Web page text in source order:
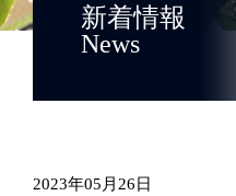
新着情報
News
2023年05月26日